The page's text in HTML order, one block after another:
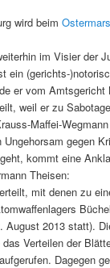
wird beim
im Visier der
ein (gerichts-
er vom Amtsgericht
weil er zu
Maffei-
gegen
kommt eine
Theisen:
mit denen zu
August 2013 statt).
Verteilen der
Dagegen